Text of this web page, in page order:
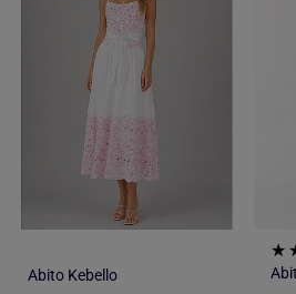
Abito Kebello